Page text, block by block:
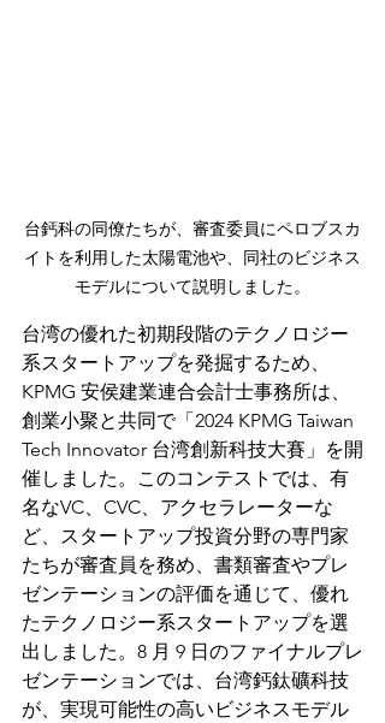
台鈣科の同僚たちが、審査委員にペロブスカ
イト を利用した太陽電池や、同社のビジネス
モデルについて説明しました。
台湾の優れた初期段階のテクノロジー
系スタートアップを発掘するため、
KPMG 安侯建業連合会計士事務所は、
創業小聚と共同で「2024 KPMG Taiwan
Tech Innovator 台湾創新科技大賽」を開
催しました。このコンテストでは、有
名なVC、CVC、アクセラレーターな
ど、スタートアップ投資分野の専門家
たちが審査員を務め、書類審査やプレ
ゼンテーションの評価を通じて、優れ
たテクノロジー系スタートアップを選
出しました。8 月 9 日のファイナルプレ
ゼンテーションでは、台湾鈣鈦礦科技
が、実現可能性の高いビジネスモデル